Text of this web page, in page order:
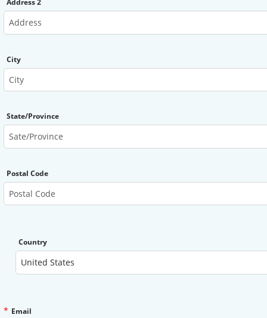
Address 2
City
State/Province
Postal Code
Country
* Email